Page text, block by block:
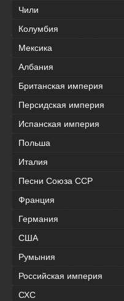
Чили
Колумбия
Мексика
Албания
Британская империя
Персидская империя
Испанская империя
Польша
Италия
Песни Союза ССР
Франция
Германия
США
Румыния
Российская империя
СХС